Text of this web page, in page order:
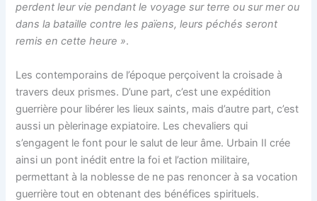
perdent leur vie pendant le voyage sur terre ou sur mer ou
dans la bataille contre les païens, leurs péchés seront
remis en cette heure »​.
Les contemporains de l’époque perçoivent la croisade à
travers deux prismes. D’une part, c’est une expédition
guerrière pour libérer les lieux saints, mais d’autre part, c’est
aussi un pèlerinage expiatoire. Les chevaliers qui
s’engagent le font pour le salut de leur âme. Urbain II crée
ainsi un pont inédit entre la foi et l’action militaire,
permettant à la noblesse de ne pas renoncer à sa vocation
guerrière tout en obtenant des bénéfices spirituels​.